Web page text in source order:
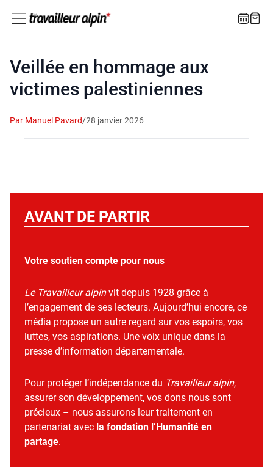
Veillée en hommage aux
victimes palestiniennes
Par Manuel Pavard/28 janvier 2026
AVANT DE PARTIR
Votre soutien compte pour nous
Le Travailleur alpinvit depuis 1928 grâce à
l’engagement de ses lecteurs. Aujourd’hui encore, ce
média propose un autre regard sur vos espoirs, vos
luttes, vos aspirations. Une voix unique dans la
presse d’information départementale.
Pour protéger l’indépendance du Travailleur alpin,
assurer son développement, vos dons nous sont
précieux – nous assurons leur traitement en
partenariat avec la fondation l’Humanité en
partage.